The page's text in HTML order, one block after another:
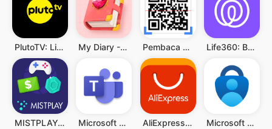
PlutoTV: Live TV & Free Movies My Diary - Diary With Lock Pembaca QR & Kode Batang Life360: Berbagi Lokasi
MISTPLAY: Play to Earn Money Microsoft Teams AliExpress - Shopping App Microsoft Authenticator